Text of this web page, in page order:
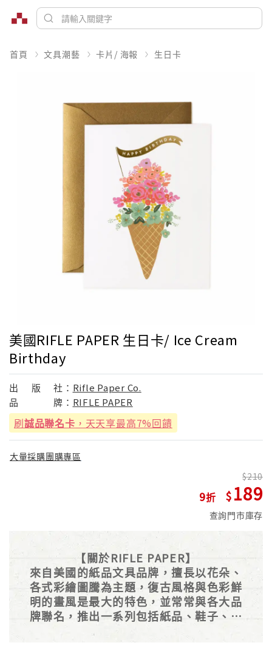
首頁 文具潮藝 卡片/ 海報 生日卡
美國RIFLE PAPER 生日卡/ Ice Cream
Birthday
出 版 社： Rifle Paper Co.
品
牌： RIFLE PAPER
刷誠品聯名卡 ，天天享最高7%回饋
大量採購團購專區
9
210
189
查詢門市庫存
【關於RIFLE PAPER】
來自美國的紙品文具品牌，擅長以花朵、
各式彩繪圖騰為主題，復古風格與色彩鮮
明的畫風是最大的特色，並常常與各大品
牌聯名，推出一系列包括紙品、鞋子、杯
碗等商品，後續更推出多元的家居用品系
列，是廣受全球歡迎的自然系插畫品牌。